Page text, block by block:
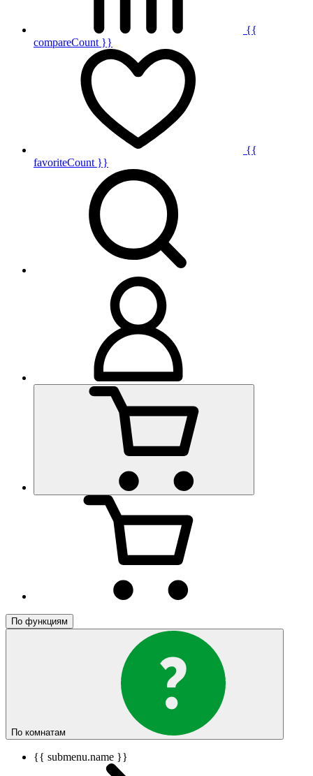
{{
compareCount }}
{{
favoriteCount }}
По функциям
По комнатам
{{ submenu.name }}